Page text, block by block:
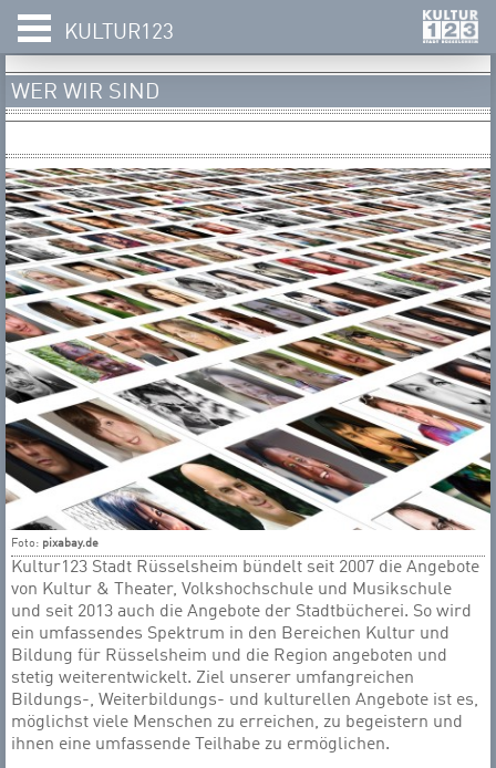
KULTUR123
WER WIR SIND
Foto: pixabay.de
Kultur123 Stadt Rüsselsheim bündelt seit 2007 die Angebote
von Kultur & Theater, Volkshochschule und Musikschule
und seit 2013 auch die Angebote der Stadtbücherei. So wird
ein umfassendes Spektrum in den Bereichen Kultur und
Bildung für Rüsselsheim und die Region angeboten und
stetig weiterentwickelt. Ziel unserer umfangreichen
Bildungs-, Weiterbildungs- und kulturellen Angebote ist es,
möglichst viele Menschen zu erreichen, zu begeistern und
ihnen eine umfassende Teilhabe zu ermöglichen.